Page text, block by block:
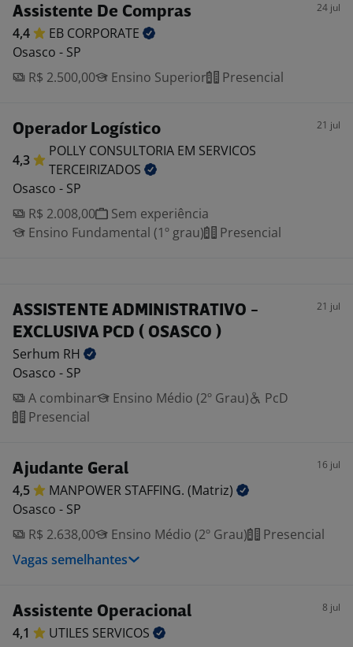
Assistente De Compras 24 jul
4,4 EB CORPORATE
Osasco - SP
R$ 2.500,00
Ensino Superior Presencial
Operador Logístico 21 jul
4,3
POLLY CONSULTORIA EM SERVICOS
TERCEIRIZADOS
Osasco - SP
R$ 2.008,00
Sem experiência
Ensino Fundamental (1º grau)
Presencial
ASSISTENTE ADMINISTRATIVO -
EXCLUSIVA PCD ( OSASCO )
21 jul
Serhum RH
Osasco - SP
A combinar
Ensino Médio (2º Grau)
PcD
Presencial
Ajudante Geral 16 jul
4,5 MANPOWER STAFFING. (Matriz)
Osasco - SP
R$ 2.638,00
Ensino Médio (2º Grau)
Presencial
Vagas semelhantes
Assistente Operacional 8 jul
4,1 UTILES SERVICOS